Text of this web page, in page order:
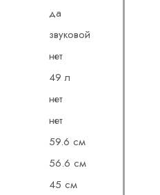
да
звуковой
нет
49 л
нет
нет
59.6 см
56.6 см
45 см